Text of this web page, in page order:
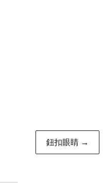
鈕扣眼睛 →